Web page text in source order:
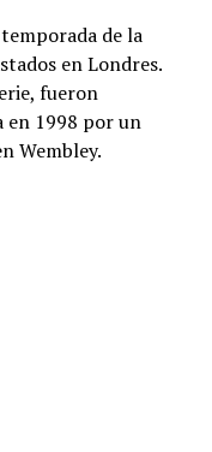
de la
en Londres.
fueron
en 1998 por un
Wembley.